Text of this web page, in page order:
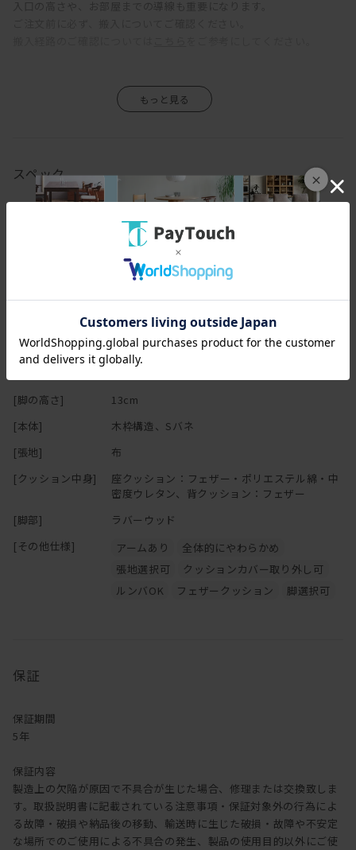
×
スペック
91cm
81cm
158cm
[アーム高さ(AH)]
58cm
[脚の高さ]
13cm
[本体]
木枠構造、Sバネ
[張地]
布
[クッション中身]
座クッション：フェザー・ポリエステル綿・中
密度ウレタン、背クッション：フェザー
[脚部]
ラバーウッド
[その他仕様]
アームあり
全体的にやわらかめ
張地選択可
クッションカバー取り外し可
ルンバOK
フェザークッション 脚選択可
保証
保証期間
5年
保証内容
製造上の欠陥が原因で不具合が生じた場合、修理または交換致しま
す。取扱説明書に記載されている注意事項・保証対象外の行為によ
る故障・破損や納品後の移動、輸送時に生じた破損・故障や不安定
な場所でのご使用による不具合の発生、製品の使用目的以外にご使